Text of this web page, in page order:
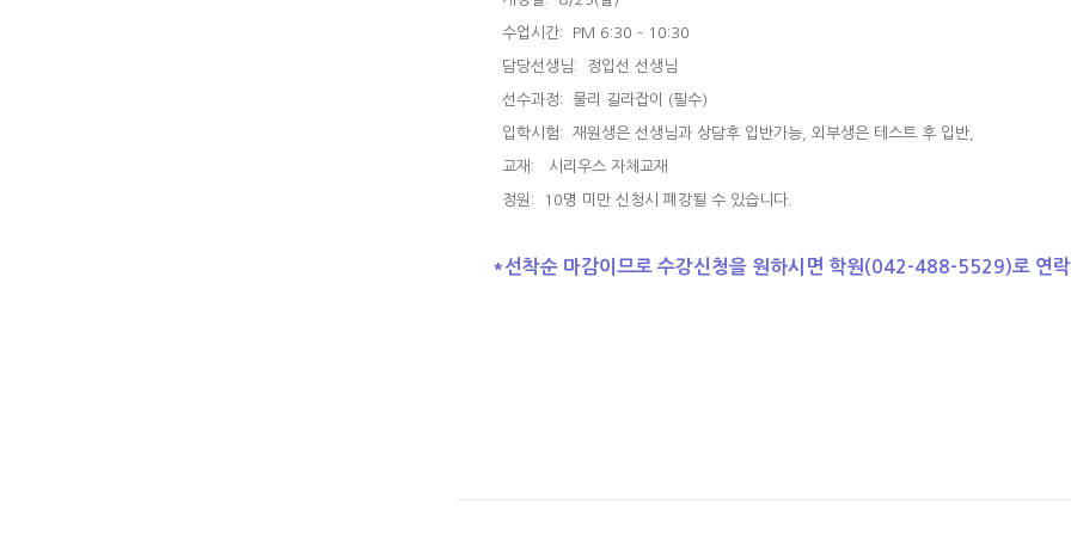
수업시간: PM 6:30 - 10:30
담당선생님: 정입선 선생님
선수과정: 물리 길라잡이 (필수)
입학시험: 재원생은 선생님과 상담후 입반가능, 외부생은 테스트 후 입반,
교재: 시리우스 자체교재
정원: 10명 미만 신청시 폐강될 수 있습니다.
*선착순 마감이므로 수강신청을 원하시면 학원(042-488-5529)로 연락